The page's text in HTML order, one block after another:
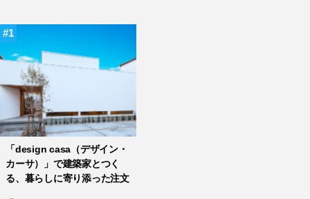
1
「design casa（デザイン・
カーサ）」で建築家とつく
る、暮らしに寄り添った注文